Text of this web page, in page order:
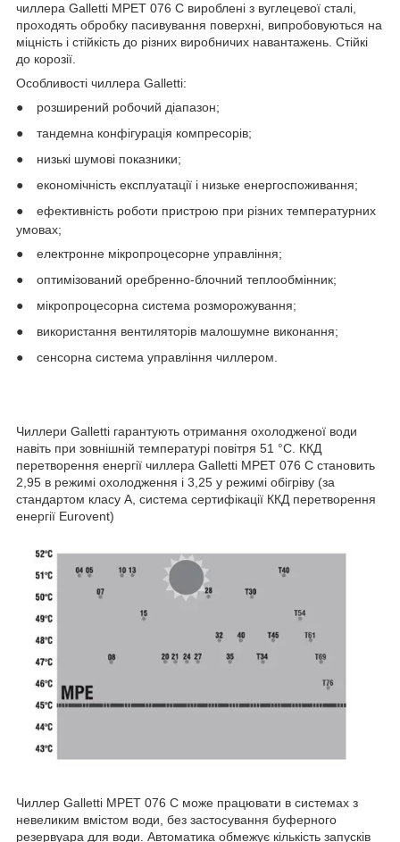
чиллера Galletti MPET 076 C вироблені з вуглецевої сталі,
проходять обробку пасивування поверхні, випробовуються на
міцність і стійкість до різних виробничих навантажень. Стійкі
до корозії.
Особливості чиллера Galletti:
●
розширений робочий діапазон;
●
тандемна конфігурація компресорів;
●
низькі шумові показники;
●
економічність експлуатації і низьке енергоспоживання;
●
ефективність роботи пристрою при різних температурних
умовах;
●
електронне мікропроцесорне управління;
●
оптимізований оребренно-блочний теплообмінник;
●
мікропроцесорна система розморожування;
●
використання вентиляторів малошумне виконання;
●
сенсорна система управління чиллером.
Чиллери Galletti гарантують отримання охолодженої води
навіть при зовнішній температурі повітря 51 °С. ККД
перетворення енергії чиллера Galletti MPET 076 C становить
2,95 в режимі охолодження і 3,25 у режимі обігріву (за
стандартом класу А, система сертифікації ККД перетворення
енергії Eurovent)
Чиллер Galletti MPET 076 C може працювати в системах з
невеликим вмістом води, без застосування буферного
резервуара для води. Автоматика обмежує кількість запусків